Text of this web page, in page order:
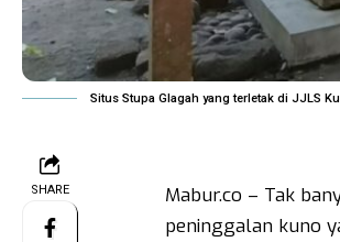
Situs Stupa Glagah yang terletak di JJLS
SHARE
Mabur.co – Tak
peninggalan kuno